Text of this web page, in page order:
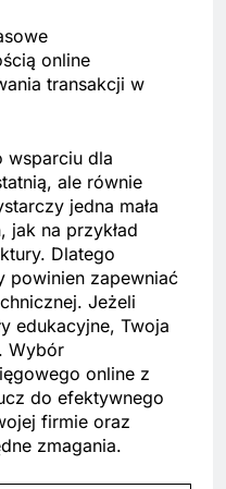
online
transakcji w
wsparciu dla
ale równie
jedna mała
jak na przykład
Dlatego
powinien zapewniać
Jeżeli
edukacyjne, Twoja
Wybór
online z
do efektywnego
firmie oraz
zmagania.